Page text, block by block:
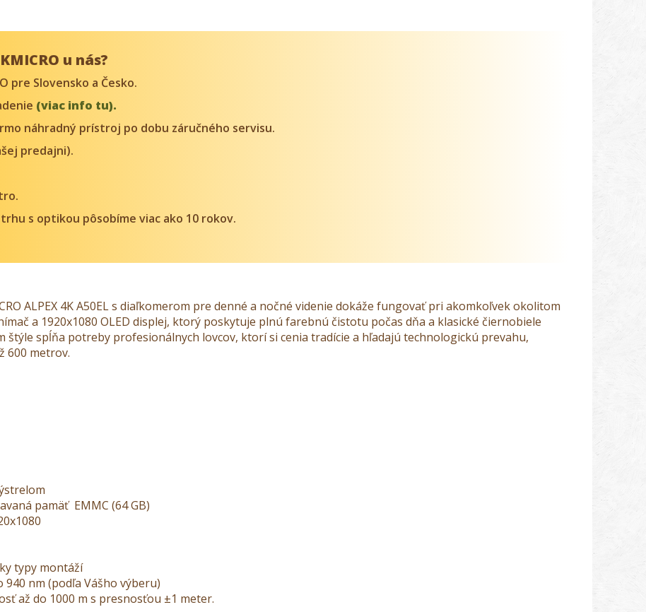
u nás?
pre Slovensko a Česko.
(viac info tu).
náhradný prístroj po dobu záručného servisu.
predajni).
s optikou pôsobíme viac ako 10 rokov.
ALPEX 4K A50EL s diaľkomerom pre denné a nočné videnie dokáže fungovať pri akomkoľvek okolitom
a 1920x1080 OLED displej, ktorý poskytuje plnú farebnú čistotu počas dňa a klasické čiernobiele
štýle spĺňa potreby profesionálnych lovcov, ktorí si cenia tradície a hľadajú technologickú prevahu,
600 metrov.
pamäť EMMC (64 GB)
typy montáží
nm (podľa Vášho výberu)
až do 1000 m s presnosťou ±1 meter.